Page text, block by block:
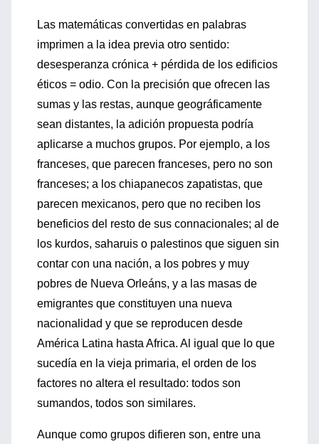
Las matemáticas convertidas en palabras
imprimen a la idea previa otro sentido:
desesperanza crónica + pérdida de los edificios
éticos = odio. Con la precisión que ofrecen las
sumas y las restas, aunque geográficamente
sean distantes, la adición propuesta podría
aplicarse a muchos grupos. Por ejemplo, a los
franceses, que parecen franceses, pero no son
franceses; a los chiapanecos zapatistas, que
parecen mexicanos, pero que no reciben los
beneficios del resto de sus connacionales; al de
los kurdos, saharuis o palestinos que siguen sin
contar con una nación, a los pobres y muy
pobres de Nueva Orleáns, y a las masas de
emigrantes que constituyen una nueva
nacionalidad y que se reproducen desde
América Latina hasta Africa. Al igual que lo que
sucedía en la vieja primaria, el orden de los
factores no altera el resultado: todos son
sumandos, todos son similares.
Aunque como grupos difieren son, entre una